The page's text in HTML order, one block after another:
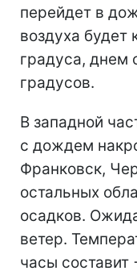
перейдет в
воздуха будет
градуса, днем
градусов.
В западной
с дождем
Франковск,
остальных
осадков.
ветер.
часы